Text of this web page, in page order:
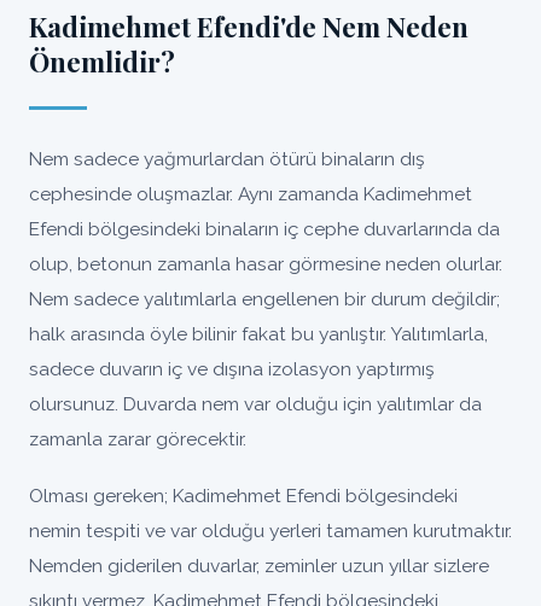
Kadimehmet Efendi'de Nem Neden
Önemlidir?
Nem sadece yağmurlardan ötürü binaların dış
cephesinde oluşmazlar. Aynı zamanda Kadimehmet
Efendi bölgesindeki binaların iç cephe duvarlarında da
olup, betonun zamanla hasar görmesine neden olurlar.
Nem sadece yalıtımlarla engellenen bir durum değildir;
halk arasında öyle bilinir fakat bu yanlıştır. Yalıtımlarla,
sadece duvarın iç ve dışına izolasyon yaptırmış
olursunuz. Duvarda nem var olduğu için yalıtımlar da
zamanla zarar görecektir.
Olması gereken; Kadimehmet Efendi bölgesindeki
nemin tespiti ve var olduğu yerleri tamamen kurutmaktır.
Nemden giderilen duvarlar, zeminler uzun yıllar sizlere
sıkıntı vermez, Kadimehmet Efendi bölgesindeki